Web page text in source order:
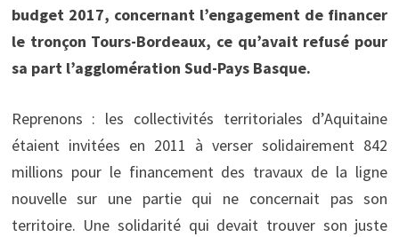
budget 2017, concernant l’engagement de financer
le tronçon Tours-Bordeaux, ce qu’avait refusé pour
sa part l’agglomération Sud-Pays Basque.
Reprenons : les collectivités territoriales d’Aquitaine
étaient invitées en 2011 à verser solidairement 842
millions pour le financement des travaux de la ligne
nouvelle sur une partie qui ne concernait pas son
territoire. Une solidarité qui devait trouver son juste